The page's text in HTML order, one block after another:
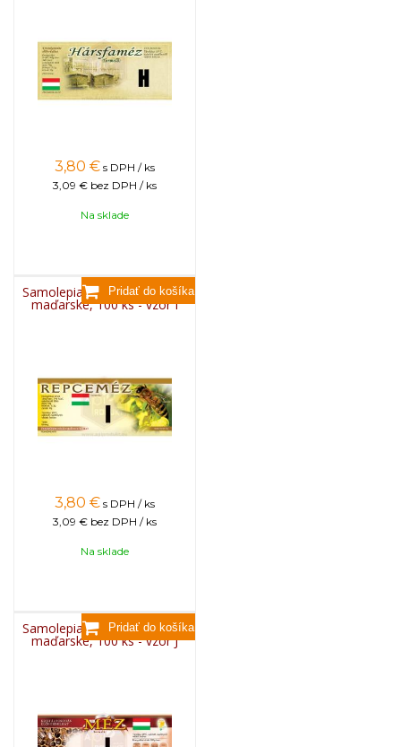
3,80 € s DPH / ks
3,09 € bez DPH / ks
Na sklade
Samolepiace etikety klasické
maďarské, 100 ks - vzor I
3,80 € s DPH / ks
3,09 € bez DPH / ks
Na sklade
Samolepiace etikety klasické
maďarské, 100 ks - vzor J